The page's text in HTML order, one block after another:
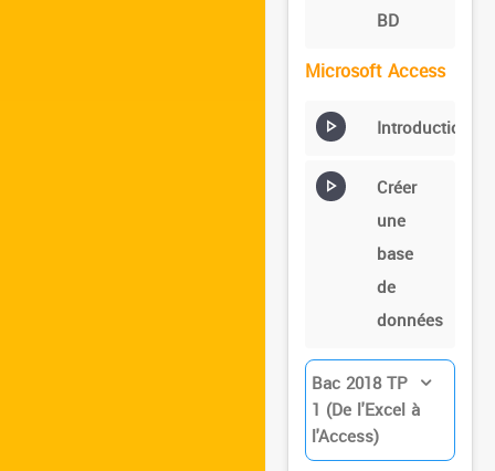
BD
Microsoft Access
Introduction
Créer
une
base
de
données
Bac 2018 TP
1 (De l'Excel à
l'Access)